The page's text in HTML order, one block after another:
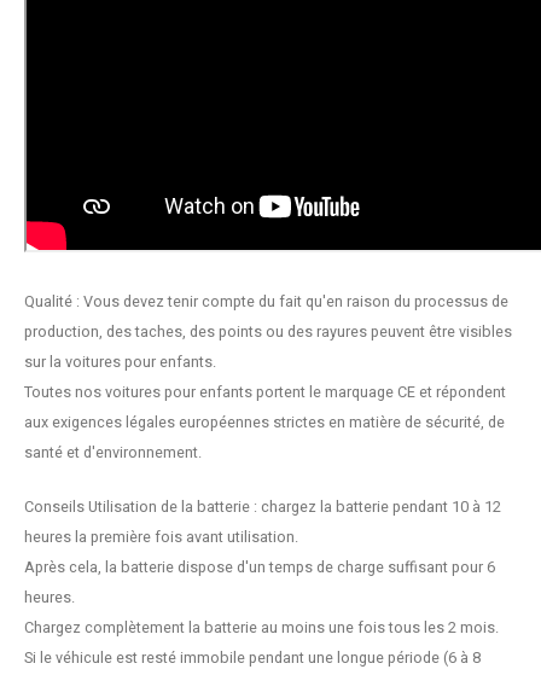
Qualité : Vous devez tenir compte du fait qu'en raison du processus de
production, des taches, des points ou des rayures peuvent être visibles
sur la voitures pour enfants.
Toutes nos voitures pour enfants portent le marquage CE et répondent
aux exigences légales européennes strictes en matière de sécurité, de
santé et d'environnement.
Conseils Utilisation de la batterie : chargez la batterie pendant 10 à 12
heures la première fois avant utilisation.
Après cela, la batterie dispose d'un temps de charge suffisant pour 6
heures.
Chargez complètement la batterie au moins une fois tous les 2 mois.
Si le véhicule est resté immobile pendant une longue période (6 à 8